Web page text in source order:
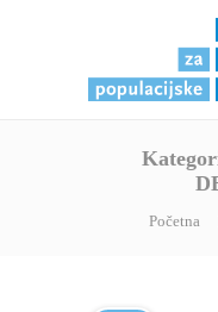
Početna